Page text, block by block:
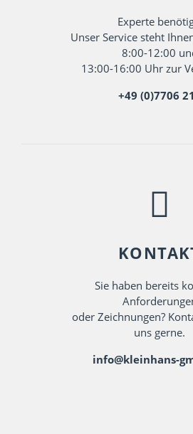
Experte
Unser Service steht
8:00-12:00
13:00-16:00 Uhr zur
+49 (0)7706
Sie haben bereits
oder Zeichnungen?
uns gerne.
info@kleinhans-